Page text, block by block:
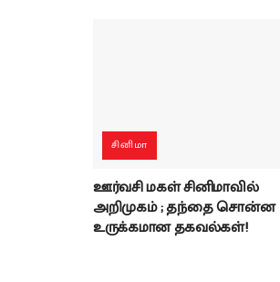
சினிமா
ஊர்வசி மகள் சினிமாவில்
அறிமுகம் ; தந்தை சொன்ன
உருக்கமான தகவல்கள்!